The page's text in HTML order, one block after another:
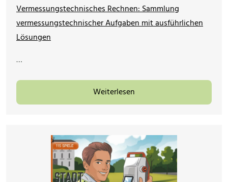
Vermessungstechnisches Rechnen: Sammlung
vermessungstechnischer Aufgaben mit ausführlichen
Lösungen
…
Weiterlesen